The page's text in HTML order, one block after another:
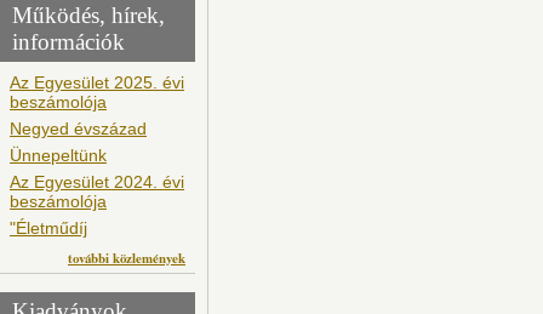
Működés, hírek,
információk
Az Egyesület 2025. évi
beszámolója
Negyed évszázad
Ünnepeltünk
Az Egyesület 2024. évi
beszámolója
"Életműdíj
további közlemények